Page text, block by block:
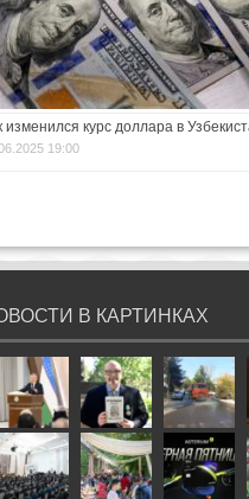
изменился курс доллара в
19:00
В КАРТИНКАХ